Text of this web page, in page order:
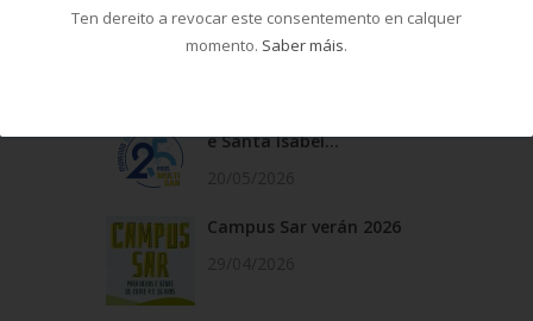
A piscina de Sar abre en
formato verán...
e Santa Isabel...
Campus Sar verán 2026
Ten dereito a revocar este consentemento en calquer
momento. Saber máis.